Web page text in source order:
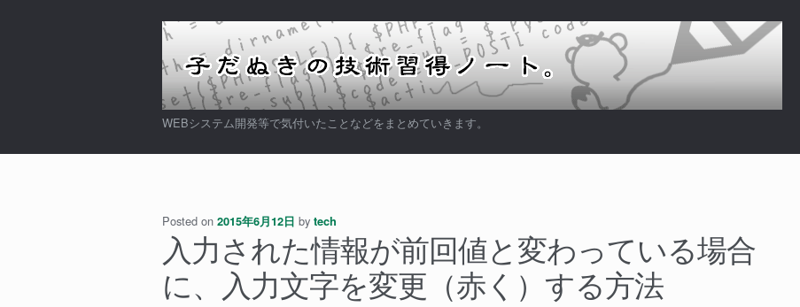
ナ
ゲ
ー
シ
ン
キ
ッ
プ
コ
テ
ン
ツ
ス
プ
WEBシステム開発等で気付いたことなどをまとめていきます。
Posted on2015年6月12日 bytech
入力された情報が前回値と変わっている場合
に、入力文字を変更（赤く）する方法